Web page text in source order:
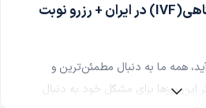
بهترین دکتر لقاح آزمایشگاهی(IVF) در ایران + رزرو نوبت
همه ما به دنبال مطمئن‌ترین و
این روزها برای مشکل خود به دنبال